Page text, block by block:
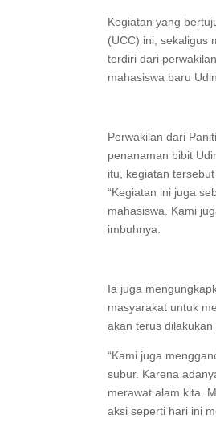
Kegiatan yang
(UCC) ini, sekaligus
terdiri dari
mahasiswa baru
Perwakilan dari
penanaman bibit
itu, kegiatan
“Kegiatan ini juga
mahasiswa. Kami
imbuhnya.
Ia juga
masyarakat untuk
akan terus dilakukan
“Kami juga
subur. Karena
merawat alam kita.
aksi seperti hari ini